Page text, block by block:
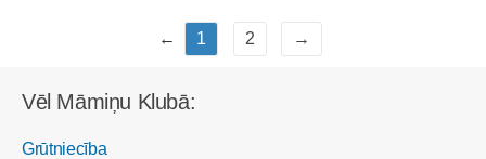
← 1 2 →
Vēl Māmiņu Klubā:
Grūtniecība